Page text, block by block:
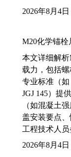
2026年8月4日
M20化学锚
本文详细解
载力，包括
专业标准（如
JGJ 145）提
（如混凝土
盖安装要点
工程技术人员
2026年8月4日